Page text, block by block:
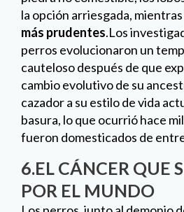
6.EL CÁNCER QUE
POR EL MUNDO
Los perros, junto al demonio
únicos mamíferos en el
cáncer transmisible. El de
generalmente durante el
horriblemente los genitales.
11.000 años a partir de las
individuo, que antes de morir
sus congéneres. Este tumor